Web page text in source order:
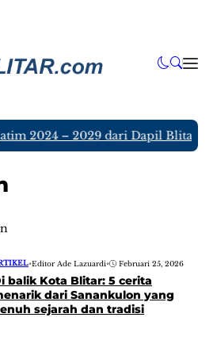
2024 – 2029 dari Dapil Blitar
•Editor Ade Lazuardi• Februari 25, 2026
balik Kota Blitar: 5 cerita
dari Sanankulon yang
sejarah dan tradisi